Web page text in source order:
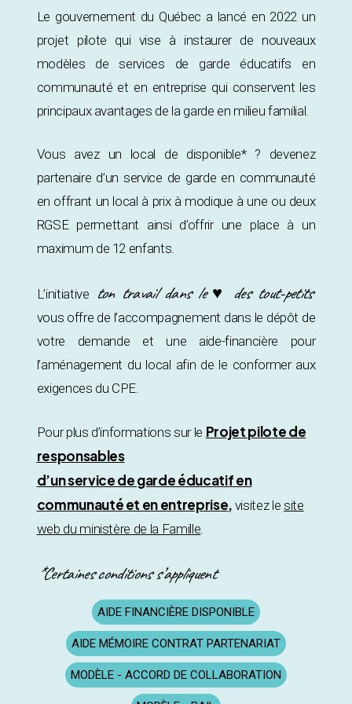
Le gouvernement du Québec a lancé en 2022 un
projet pilote qui vise à instaurer de nouveaux
modèles de services de garde éducatifs en
communauté et en entreprise qui conservent les
principaux avantages de la garde en milieu familial.
Vous avez un local de disponible* ? devenez
partenaire d’un service de garde en communauté
en offrant un local à prix à modique à une ou deux
RGSE permettant ainsi d’offrir une place à un
maximum de 12 enfants.
L’initiative ton travail dans le ♥ des tout-petits
vous offre de l’accompagnement dans le dépôt de
votre demande et une aide-financière pour
l’aménagement du local afin de le conformer aux
exigences du CPE.
Pour plus d’informations sur le Projet pilote de
responsables
d’un service de garde éducatif en
communauté et en entreprise, visitez le site
web du ministère de la Famille.
*Certaines conditions s’appliquent
AIDE FINANCIÈRE DISPONIBLE
AIDE MÉMOIRE CONTRAT PARTENARIAT
MODÈLE - ACCORD DE COLLABORATION